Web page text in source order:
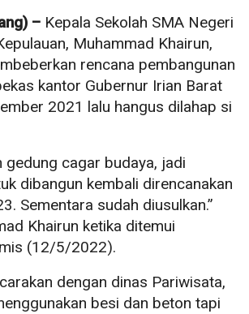
– Kepala Sekolah SMA Negeri
Muhammad Khairun,
rencana pembangunan
kantor Gubernur Irian Barat
2021 lalu hangus dilahap si
gedung cagar budaya, jadi
dibangun kembali direncanakan
Sementara sudah diusulkan.”
Khairun ketika ditemui
(12/5/2022).
dengan dinas Pariwisata,
besi dan beton tapi